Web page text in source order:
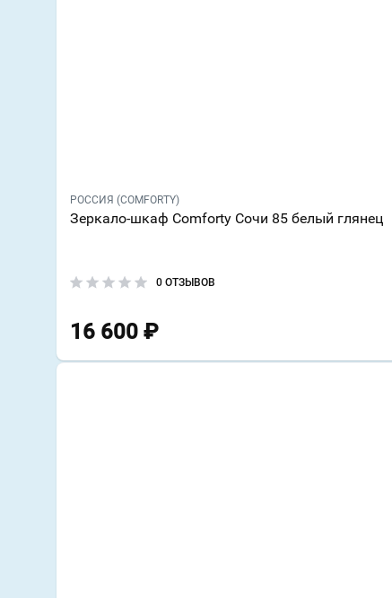
РОССИЯ (COMFORTY)
Зеркало-шкаф Comforty Сочи 85 белый глянец
0 ОТЗЫВОВ
16 600 ₽